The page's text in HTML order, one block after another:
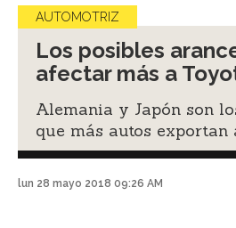
AUTOMOTRIZ
Los posibles
afectar más a
Alemania y Japón son
que más autos exportan
lun 28 mayo 2018 09:26 AM